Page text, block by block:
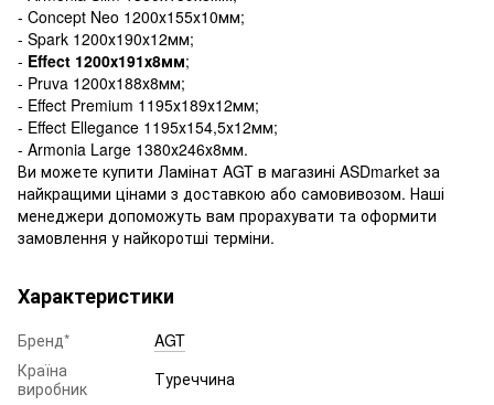
- Concept Neo 1200х155х10мм;
- Spark 1200х190х12мм;
- Effect 1200х191х8мм;
- Pruva 1200х188х8мм;
- Effect Premium 1195х189х12мм;
- Effect Ellegance 1195х154,5х12мм;
- Armonia Large 1380х246х8мм.
Ви можете купити Ламінат AGT в магазині ASDmarket за
найкращими цінами з доставкою або самовивозом. Наші
менеджери допоможуть вам прорахувати та оформити
замовлення у найкоротші терміни.
Характеристики
Бренд*
AGT
Країна
виробник
Туреччина